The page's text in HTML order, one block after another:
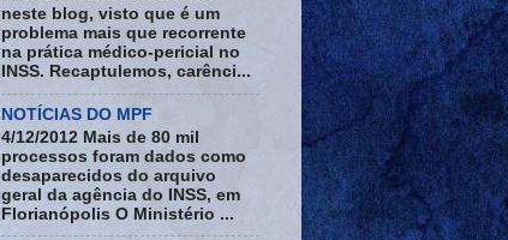
neste blog, visto que é um
problema mais que recorrente
na prática médico-pericial no
INSS. Recaptulemos, carênci...
NOTÍCIAS DO MPF
4/12/2012 Mais de 80 mil
processos foram dados como
desaparecidos do arquivo
geral da agência do INSS, em
Florianópolis O Ministério ...